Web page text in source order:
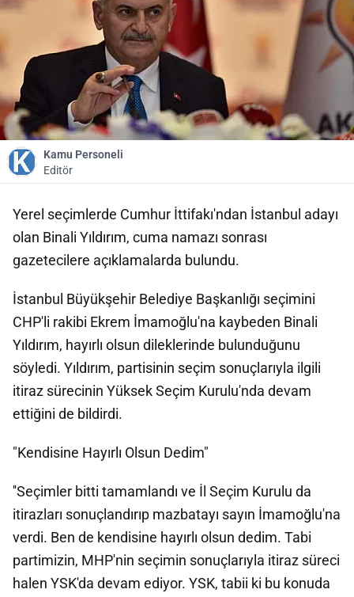
Kamu Personeli
Editör
Yerel seçimlerde Cumhur İttifakı'ndan İstanbul adayı
olan Binali Yıldırım, cuma namazı sonrası
gazetecilere açıklamalarda bulundu.
İstanbul Büyükşehir Belediye Başkanlığı seçimini
CHP'li rakibi Ekrem İmamoğlu'na kaybeden Binali
Yıldırım, hayırlı olsun dileklerinde bulunduğunu
söyledi. Yıldırım, partisinin seçim sonuçlarıyla ilgili
itiraz sürecinin Yüksek Seçim Kurulu'nda devam
ettiğini de bildirdi.
"Kendisine Hayırlı Olsun Dedim"
''Seçimler bitti tamamlandı ve İl Seçim Kurulu da
itirazları sonuçlandırıp mazbatayı sayın İmamoğlu'na
verdi. Ben de kendisine hayırlı olsun dedim. Tabi
partimizin, MHP'nin seçimin sonuçlarıyla itiraz süreci
halen YSK'da devam ediyor. YSK, tabii ki bu konuda